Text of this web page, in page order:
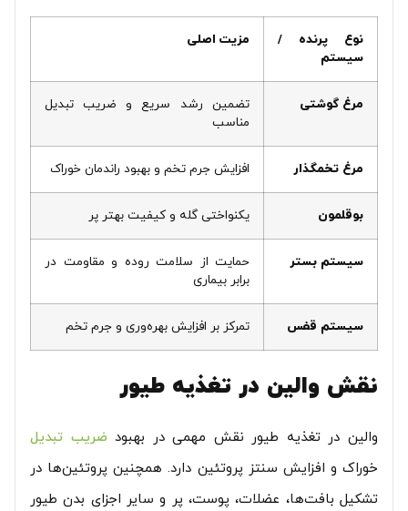
نوع پرنده /
سیستم
مزیت اصلی
مرغ گوشتی
تضمین رشد سریع و ضریب تبدیل
مناسب
مرغ تخمگذار افزایش جرم تخم و بهبود راندمان خوراک
بوقلمون یکنواختی گله و کیفیت بهتر پر
سیستم بستر
حمایت از سلامت روده و مقاومت در
برابر بیماری
سیستم قفس تمرکز بر افزایش بهره‌وری و جرم تخم
نقش والین در تغذیه طیور
والین در تغذیه طیور نقش مهمی در بهبود ضریب تبدیل
خوراک و افزایش سنتز پروتئین دارد. همچنین پروتئین‌ها در
تشکیل بافت‌ها، عضلات، پوست، پر و سایر اجزای بدن طیور